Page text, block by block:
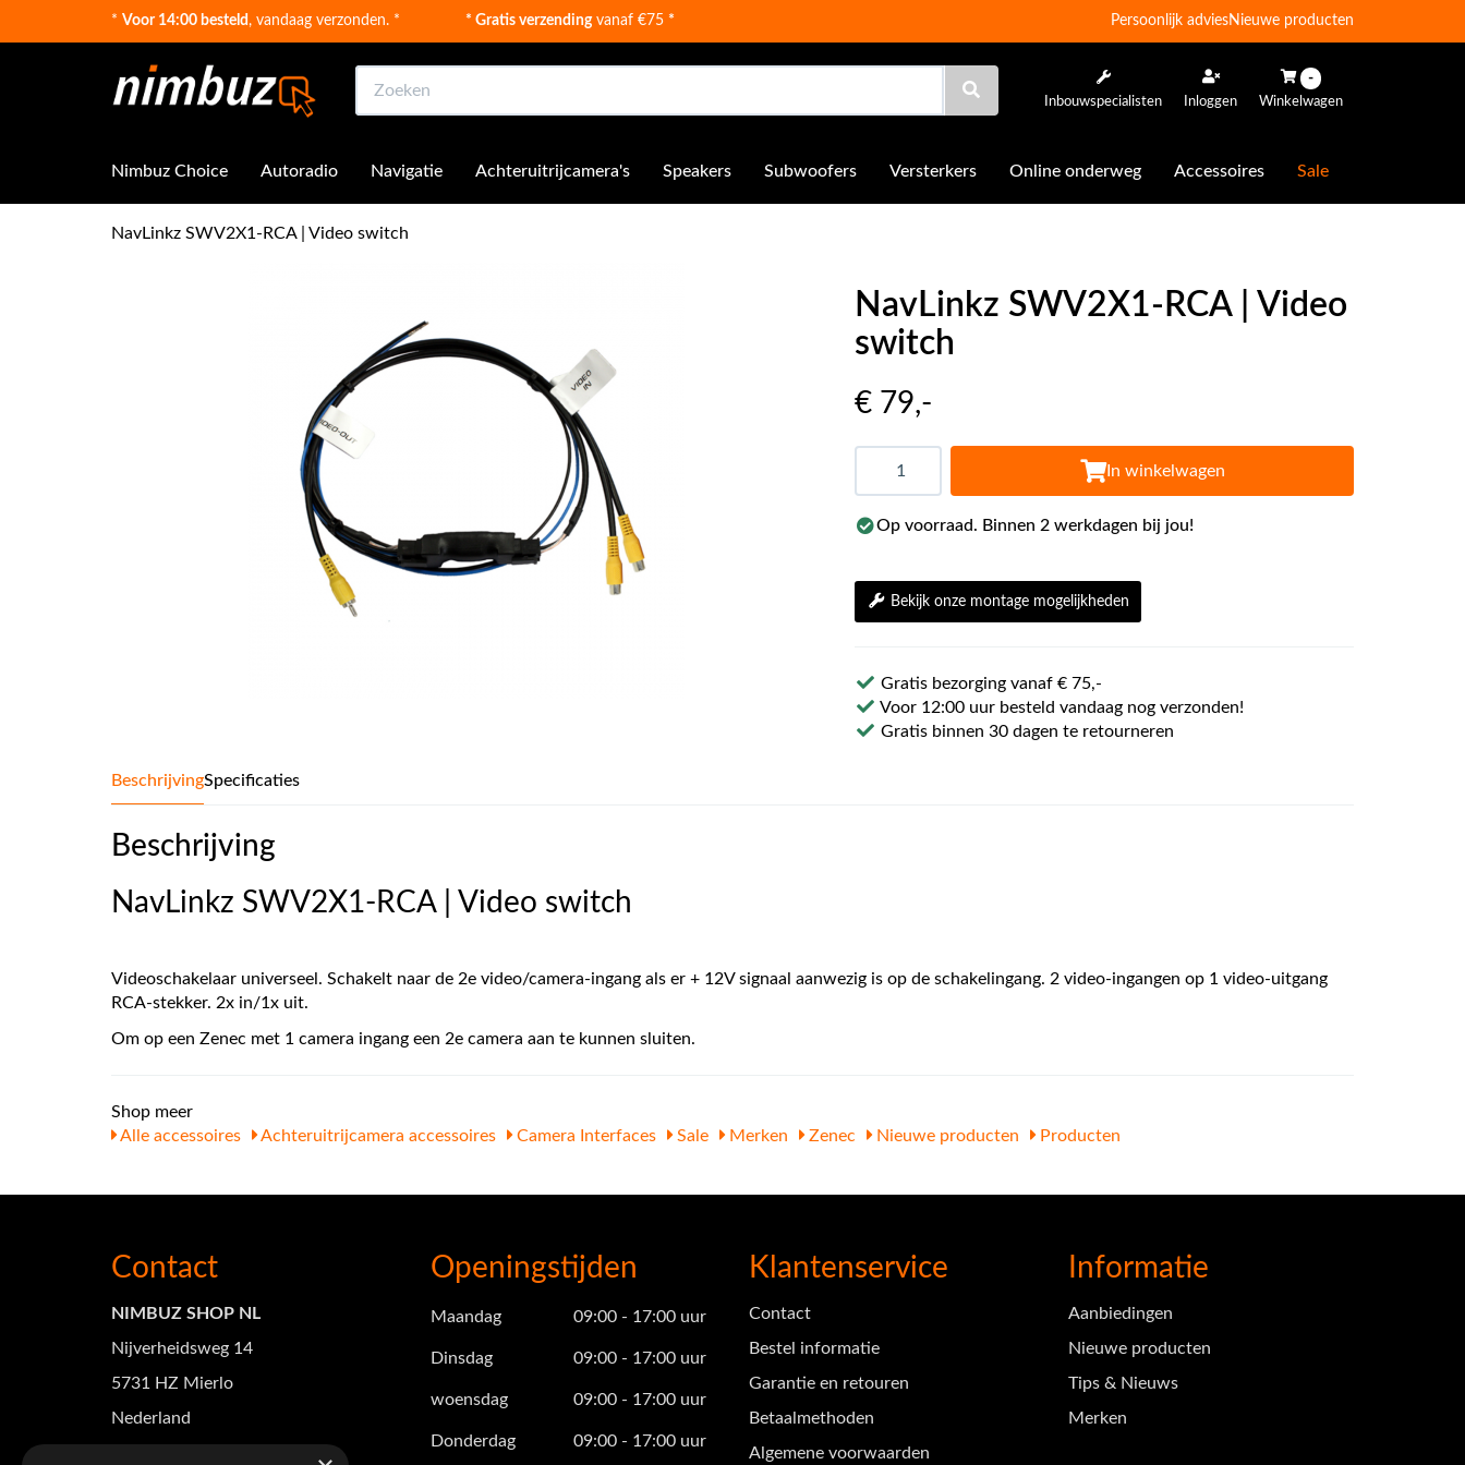
* Voor 14:00 besteld, vandaag verzonden. * * Gratis verzendingvanaf €75 * Persoonlijk adviesNieuwe producten
Inbouwspecialisten Inloggen
-
Winkelwagen
Nimbuz Choice Autoradio Navigatie Achteruitrijcamera's Speakers Subwoofers Versterkers Online onderweg Accessoires Sale
NavLinkz SWV2X1-RCA | Video switch
NavLinkz SWV2X1-RCA | Video
switch
€ 79,-
In winkelwagen
Op voorraad. Binnen 2 werkdagen bij jou!
Bekijk onze montage mogelijkheden
Gratis bezorging vanaf € 75,-
Voor 12:00 uur besteld vandaag nog verzonden!
Gratis binnen 30 dagen te retourneren
BeschrijvingSpecificaties
Beschrijving
NavLinkz SWV2X1-RCA | Video switch
Videoschakelaar universeel. Schakelt naar de 2e video/camera-ingang als er + 12V signaal aanwezig is op de schakelingang. 2 video-ingangen op 1 video-uitgang
RCA-stekker. 2x in/1x uit.
Om op een Zenec met 1 camera ingang een 2e camera aan te kunnen sluiten.
Shop meer
Alle accessoires
Achteruitrijcamera accessoires Camera Interfaces Sale Merken Zenec Nieuwe producten Producten
Contact
NIMBUZ SHOP NL
Nijverheidsweg 14
5731 HZ Mierlo
Nederland
Openingstijden
Maandag 09:00 - 17:00 uur
Dinsdag 09:00 - 17:00 uur
woensdag 09:00 - 17:00 uur
Donderdag 09:00 - 17:00 uur
Klantenservice
Contact
Bestel informatie
Garantie en retouren
Betaalmethoden
Algemene voorwaarden
Informatie
Aanbiedingen
Nieuwe producten
Tips & Nieuws
Merken